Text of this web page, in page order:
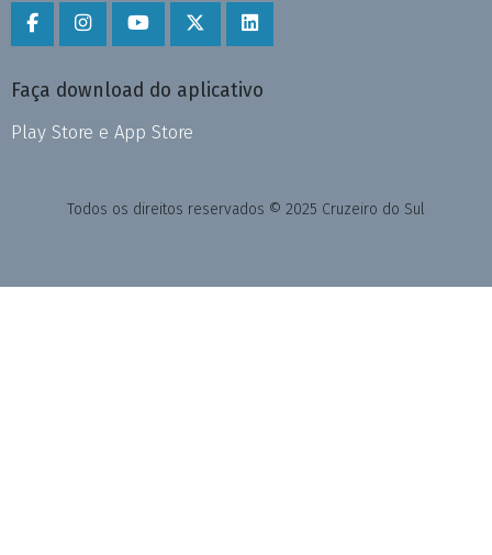
Faça download do aplicativo
Play Store e App Store
Todos os direitos reservados © 2025 Cruzeiro do Sul